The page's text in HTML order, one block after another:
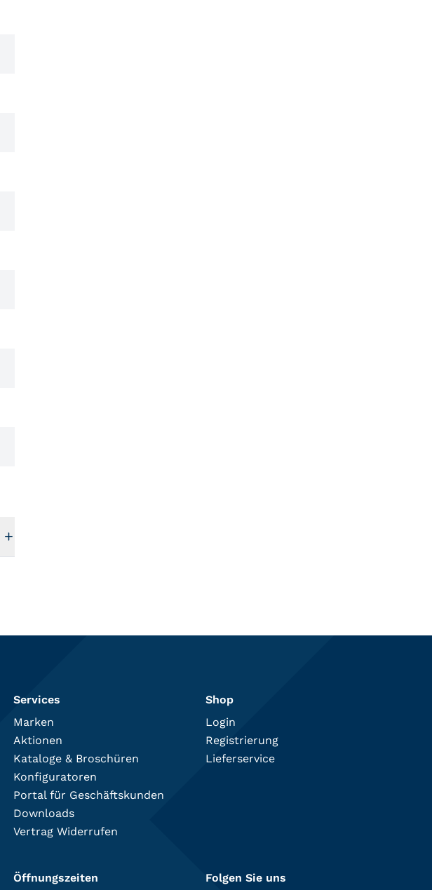
Services
Marken
Aktionen
Kataloge & Broschüren
Konfiguratoren
Portal für Geschäftskunden
Downloads
Vertrag Widerrufen
Shop
Login
Registrierung
Lieferservice
Öffnungszeiten
Folgen Sie uns